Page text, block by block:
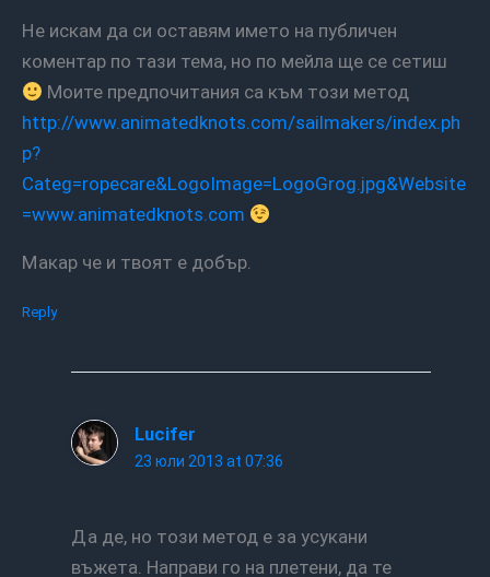
Не искам да си оставям името на публичен
коментар по тази тема, но по мейла ще се сетиш
Моите предпочитания са към този метод
http://www.animatedknots.com/sailmakers/index.ph
p?
Categ=ropecare&LogoImage=LogoGrog.jpg&Website
=www.animatedknots.com
Макар че и твоят е добър.
Reply
Lucifer
23 юли 2013 at 07:36
Да де, но този метод е за усукани
въжета. Направи го на плетени, да те